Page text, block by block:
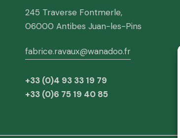
245 Traverse Fontmerle,
06000 Antibes Juan-les-Pins
fabrice.ravaux@wanadoo.fr
+33 (0)4 93 33 19 79
+33 (0)6 75 19 40 85